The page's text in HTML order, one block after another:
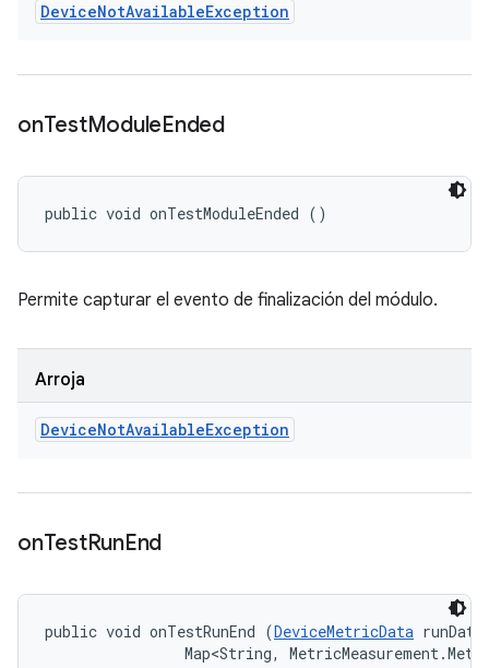
DeviceNotAvailableException
onTestModuleEnded
public void onTestModuleEnded ()
Permite capturar el evento de finalización del módulo.
Arroja
DeviceNotAvailableException
onTestRunEnd
public void onTestRunEnd (DeviceMetricData
Map<String,